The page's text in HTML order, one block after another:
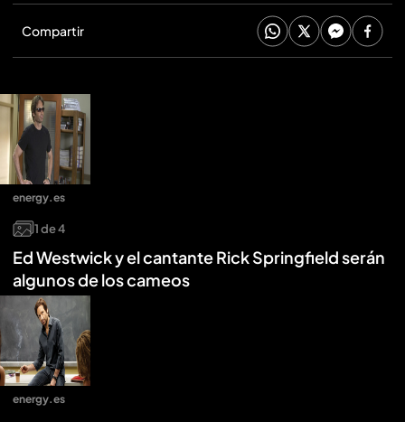
Compartir
1de4
Ed Westwick y el cantante Rick Springfield serán
algunos de los cameos
energy.es
energy.es